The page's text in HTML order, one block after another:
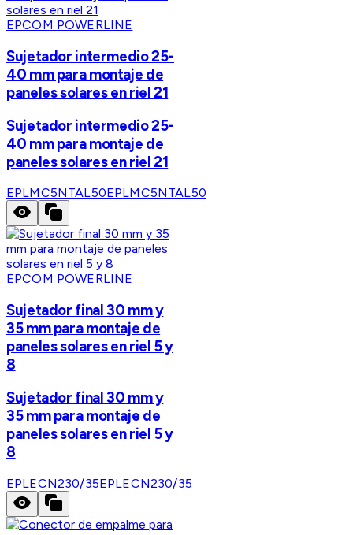
EPCOM POWERLINE
Sujetador intermedio 25-
40 mm para montaje de
paneles solares en riel 21
Sujetador intermedio 25-
40 mm para montaje de
paneles solares en riel 21
EPLMC5NTAL50EPLMC5NTAL50
EPCOM POWERLINE
Sujetador final 30 mm y
35 mm para montaje de
paneles solares en riel 5 y
8
Sujetador final 30 mm y
35 mm para montaje de
paneles solares en riel 5 y
8
EPLECN230/35EPLECN230/35